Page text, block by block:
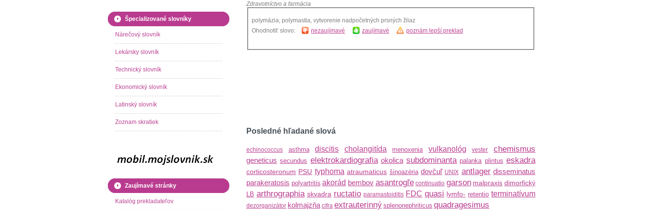
Zdravotníctvo a farmácia
polymázia, polymastia, vytvorenie nadpočetných prsných žliaz
Ohodnotiť slovo:
nezaujímavé zaujímavé poznám lepší preklad
Posledné hľadané slová
echinococcus asthma discitis cholangitída menoxenia vulkanológ vester chemismus
geneticus secundus elektrokardiografia okolica subdominanta palanka plintus eskadra
corticosteronum PSU typhoma atraumaticus šinoazéria dovčuľ UNIX antlager disseminatus
parakeratosis polyartritis akorád bembov asantrogľe continuatio garson malpraxis dimorfický
LB arthrographia skvadra ructatio paramastoiditis FDC quasi lymfo- retentio terminatívum
dezorganizátor kolmajzňa cifra extrauterinný splenonephriticus quadragesimus
Špecializované slovníky
Nárečový slovník
Lekársky slovník
Technický slovník
Ekonomický slovník
Latinský slovník
Zoznam skratiek
Zaujímavé stránky
Katalóg prekladateľov